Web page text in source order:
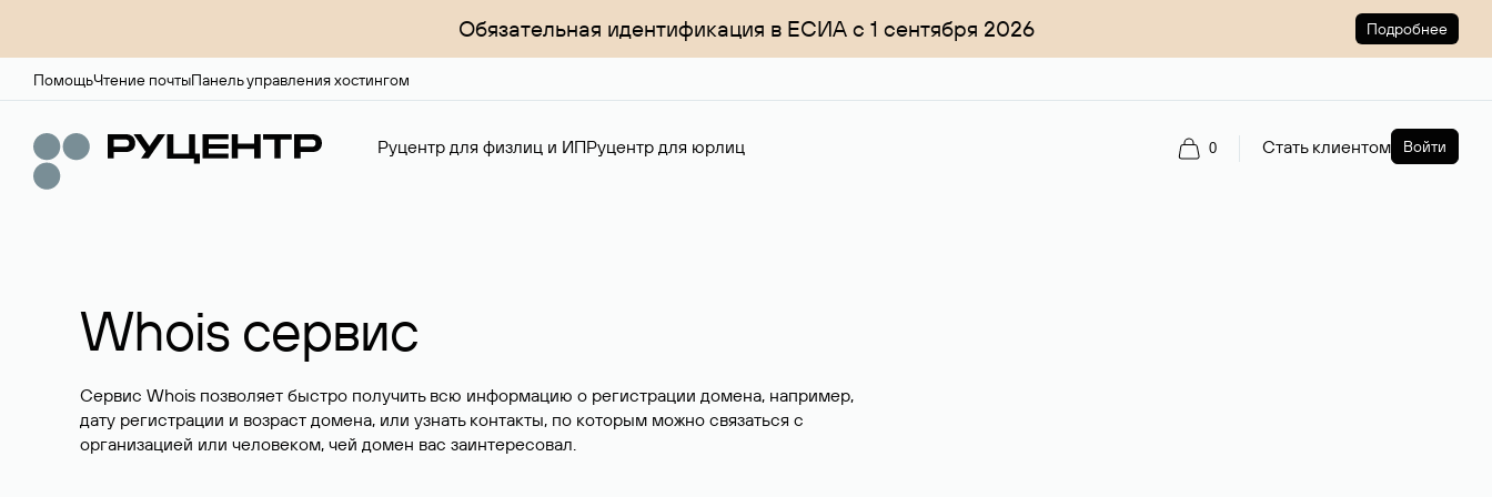
Обязательная идентификация в ЕСИА с 1 сентября 2026 Подробнее
ПомощьЧтение почтыПанель управления хостингом
Руцентр для физлиц и ИПРуцентр для юрлиц 0 Стать клиентом Войти
Whois сервис
Сервис Whois позволяет быстро получить всю информацию о регистрации домена, например,
дату регистрации и возраст домена, или узнать контакты, по которым можно связаться с
организацией или человеком, чей домен вас заинтересовал.